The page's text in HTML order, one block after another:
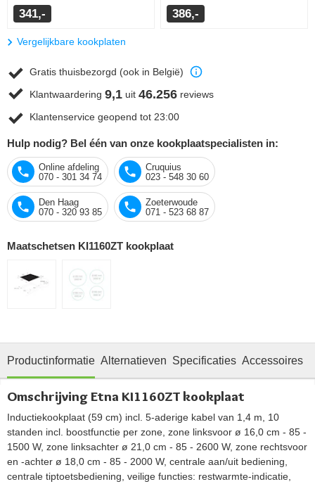
341,- 386,-
Vergelijkbare kookplaten
Gratis thuisbezorgd (ook in België)
Klantwaardering 9,1 uit 46.256 reviews
Klantenservice geopend tot 23:00
Hulp nodig? Bel één van onze kookplaatspecialisten in:
Online afdeling
070 - 301 34 74
Cruquius
023 - 548 30 60
Den Haag
070 - 320 93 85
Zoeterwoude
071 - 523 68 87
Maatschetsen KI1160ZT kookplaat
Productinformatie Alternatieven Specificaties Accessoires
Omschrijving Etna KI1160ZT kookplaat
Inductiekookplaat (59 cm) incl. 5-aderige kabel van 1,4 m, 10
standen incl. boostfunctie per zone, zone linksvoor ø 16,0 cm - 85 -
1500 W, zone linksachter ø 21,0 cm - 85 - 2600 W, zone rechtsvoor
en -achter ø 18,0 cm - 85 - 2000 W, centrale aan/uit bediening,
centrale tiptoetsbediening, veilige functies: restwarmte-indicatie,